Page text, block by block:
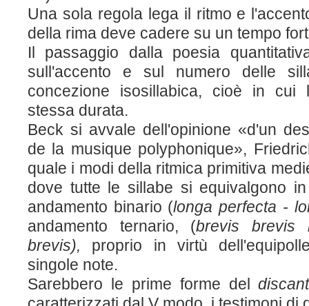
Una sola regola lega il ritmo e
della rima deve cadere su un tempo
Il passaggio dalla poesia
sull'accento e sul numero delle
concezione isosillabica, cioè in cui
stessa durata.
Beck si avvale dell'opinione «d'un
de la musique polyphonique»,
quale i modi della ritmica primitiva
dove tutte le sillabe si equivalgono
andamento binario (longa perfecta -
andamento ternario, (brevis brevis
brevis), proprio in virtù
singole note.
Sarebbero le prime forme del